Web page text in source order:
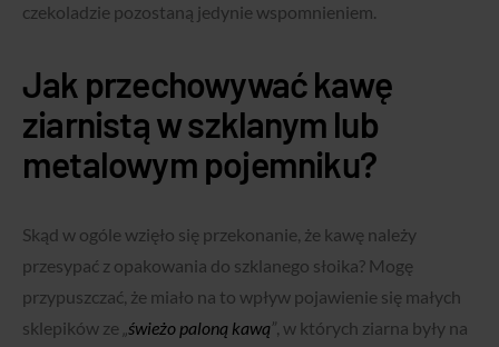
czekoladzie pozostaną jedynie wspomnieniem.
Jak przechowywać kawę
ziarnistą w szklanym lub
metalowym pojemniku?
Skąd w ogóle wzięło się przekonanie, że kawę należy
przesypać z opakowania do szklanego słoika? Mogę
przypuszczać, że miało na to wpływ pojawienie się małych
sklepików ze „świeżo paloną kawą”, w których ziarna były na